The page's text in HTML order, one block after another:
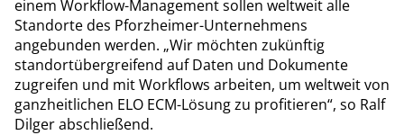
einem Workflow-Management sollen weltweit alle
Standorte des Pforzheimer-Unternehmens
angebunden werden. „Wir möchten zukünftig
standortübergreifend auf Daten und Dokumente
zugreifen und mit Workflows arbeiten, um weltweit von
ganzheitlichen ELO ECM-Lösung zu profitieren“, so Ralf
Dilger abschließend.